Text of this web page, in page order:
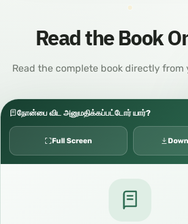
Read the Book
Read the complete book directly from
நோன்பை விட அனுமதிக்கப்பட்டோர் யார்?
Full Screen